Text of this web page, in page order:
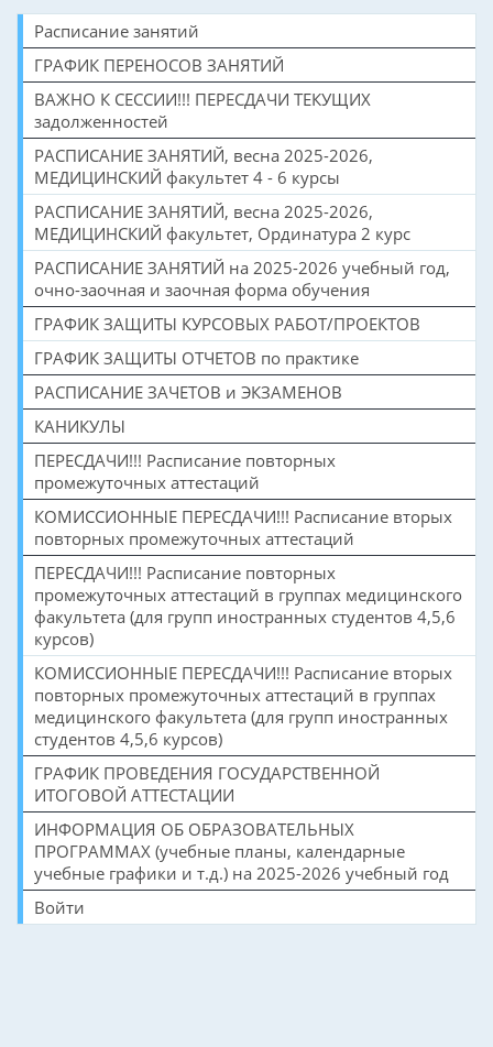
Расписание занятий
ГРАФИК ПЕРЕНОСОВ ЗАНЯТИЙ
ВАЖНО К СЕССИИ!!! ПЕРЕСДАЧИ ТЕКУЩИХ
задолженностей
РАСПИСАНИЕ ЗАНЯТИЙ, весна 2025-2026,
МЕДИЦИНСКИЙ факультет 4 - 6 курсы
РАСПИСАНИЕ ЗАНЯТИЙ, весна 2025-2026,
МЕДИЦИНСКИЙ факультет, Ординатура 2 курс
РАСПИСАНИЕ ЗАНЯТИЙ на 2025-2026 учебный год,
очно-заочная и заочная форма обучения
ГРАФИК ЗАЩИТЫ КУРСОВЫХ РАБОТ/ПРОЕКТОВ
ГРАФИК ЗАЩИТЫ ОТЧЕТОВ по практике
РАСПИСАНИЕ ЗАЧЕТОВ и ЭКЗАМЕНОВ
КАНИКУЛЫ
ПЕРЕСДАЧИ!!! Расписание повторных
промежуточных аттестаций
КОМИССИОННЫЕ ПЕРЕСДАЧИ!!! Расписание вторых
повторных промежуточных аттестаций
ПЕРЕСДАЧИ!!! Расписание повторных
промежуточных аттестаций в группах медицинского
факультета (для групп иностранных студентов 4,5,6
курсов)
КОМИССИОННЫЕ ПЕРЕСДАЧИ!!! Расписание вторых
повторных промежуточных аттестаций в группах
медицинского факультета (для групп иностранных
студентов 4,5,6 курсов)
ГРАФИК ПРОВЕДЕНИЯ ГОСУДАРСТВЕННОЙ
ИТОГОВОЙ АТТЕСТАЦИИ
ИНФОРМАЦИЯ ОБ ОБРАЗОВАТЕЛЬНЫХ
ПРОГРАММАХ (учебные планы, календарные
учебные графики и т.д.) на 2025-2026 учебный год
Войти